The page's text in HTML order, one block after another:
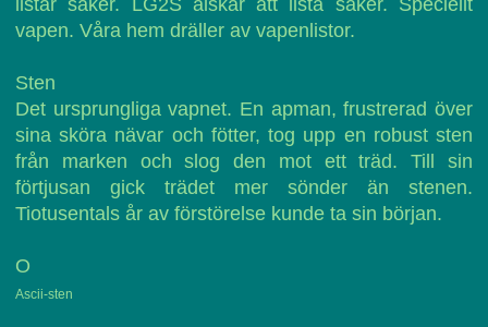
listar saker. LG2S älskar att lista saker. Speciellt
vapen. Våra hem dräller av vapenlistor.
Sten
Det ursprungliga vapnet. En apman, frustrerad över
sina sköra nävar och fötter, tog upp en robust sten
från marken och slog den mot ett träd. Till sin
förtjusan gick trädet mer sönder än stenen.
Tiotusentals år av förstörelse kunde ta sin början.
O
Ascii-sten